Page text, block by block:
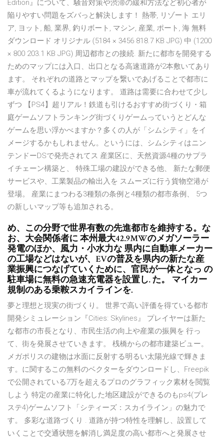
Edition』について、騒音対策や渋滞の緩和方法など初心者が
陥りやすい問題をズバっと解決します！ 熱帯, リゾート エリ
ア, ヨット, 船, 業界, 釣りボート, マシン, 産業, ポート, 海 無料
ダウンロード オリジナル (5184 × 3456 818.7 KB JPG) 中 (1200
× 800 203.1 KB JPG) 周辺都市との接続. 新たに都市を開発する
ためのマップには入口、出口となる高速道路が2本敷いてあり
ます。 それぞれの道路とマップを繋いであげることで都市に
車が流れてくるようになります。 道路は需要に合わせて少し
ずつ 【PS4】超リアル！鉄道も引けるおすすめ街づくり・箱
庭ゲームソフトランキング街づくりゲームっていうとどんな
ゲームを思い浮かべますか？多くの人が「シムシティ」をイ
メージするかもしれません。というには、シムシティはニン
テンドーDSで発売されてス 産業区に、天然資源4種のサプラ
イチェーン構築と、 特殊工場の建設ができる他、 新たな郵便
サービスや、工業製品の輸出入を スムーズに行う貨物空港が
登場。 産業にまつわる3種類の条例と4種類の都市条例、 5つ
の新しいマップ等も追加される。
め、この分野で世界有数の先進都市を維持する。な
お、大会関係者に 本州最大42.9MWのメガソーラー
発電のほか、風力・小水力な 県内に自動車メーカー
の工場などはないが、EVの普及を県内の新たな産
業振興につなげていくために、官民が一体となっ の
駐車場に無料の急速充電器を設置し. た。 マイカー
規制のある乗鞍スカイラインを.
夢と理想と現実の街づくり。 世界で高い評価を得ている都市
開発シミュレーション『Cities: Skylines』 プレイヤーは新た
な都市の市長となり、市民生活の向上や産業の振興を 行っ
て、街を発展させていきます。 桟橋からの都市建築ビュー。
メガポリスの建物は水面に反射する明るい太陽光線で輝きま
す。に関するこの無料のベクターをダウンロードし、Freepik
で公開されている7万を超えるプロのグラフィック素材を閲覧
しよう 特定の産業に特化した地区建設ができるのもps4(プレ
ステ4)ゲームソフト「シティーズ：スカイライン」の魅力で
す。 多彩な道路づくり . 道路が持つ特性を理解し、設置して
いくことで交通状態を解消し満足度の高い都市へと発展させ